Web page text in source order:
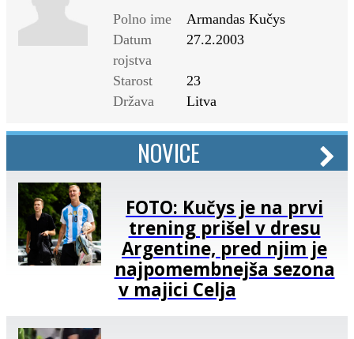
Polno ime
Armandas Kučys
Datum
rojstva
27.2.2003
Starost
23
Država
Litva
NOVICE
FOTO: Kučys je na prvi
trening prišel v dresu
Argentine, pred njim je
najpomembnejša sezona
v majici Celja